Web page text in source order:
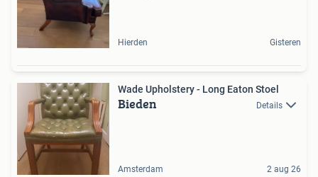
Hierden Gisteren
Wade Upholstery - Long Eaton Stoel
Bieden Details
Amsterdam 2 aug 26